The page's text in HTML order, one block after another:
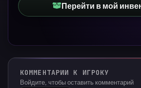
Перейти в мой
КОММЕНТАРИИ К ИГРОКУ
Войдите, чтобы оставить комментарий